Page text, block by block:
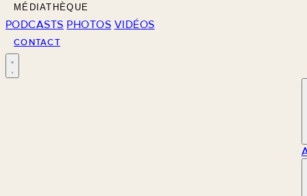
MÉDIATHÈQUE
PODCASTS PHOTOS VIDÉOS
CONTACT